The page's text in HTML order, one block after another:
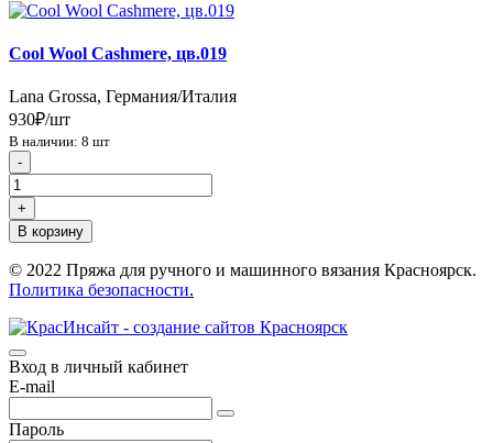
Cool Wool Cashmere, цв.019
Lana Grossa, Германия/Италия
930₽/шт
В наличии: 8 шт
-
+
В корзину
© 2022 Пряжа для ручного и машинного вязания Красноярск.
Политика безопасности.
Вход в личный кабинет
E-mail
Пароль